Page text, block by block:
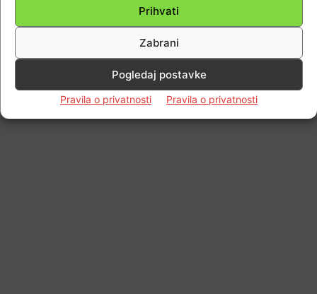
Prihvati
Zabrani
Pogledaj postavke
Pravila o privatnosti Pravila o privatnosti
© Newspaper WordPress Theme by TagDiv